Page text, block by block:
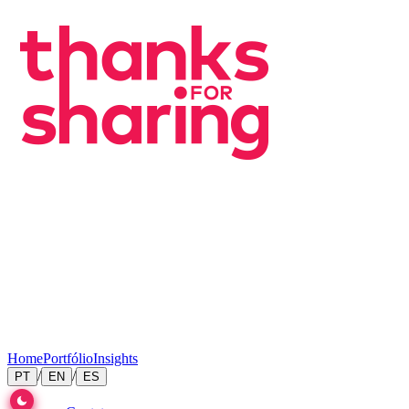
HomePortfólioInsights
PT / EN / ES